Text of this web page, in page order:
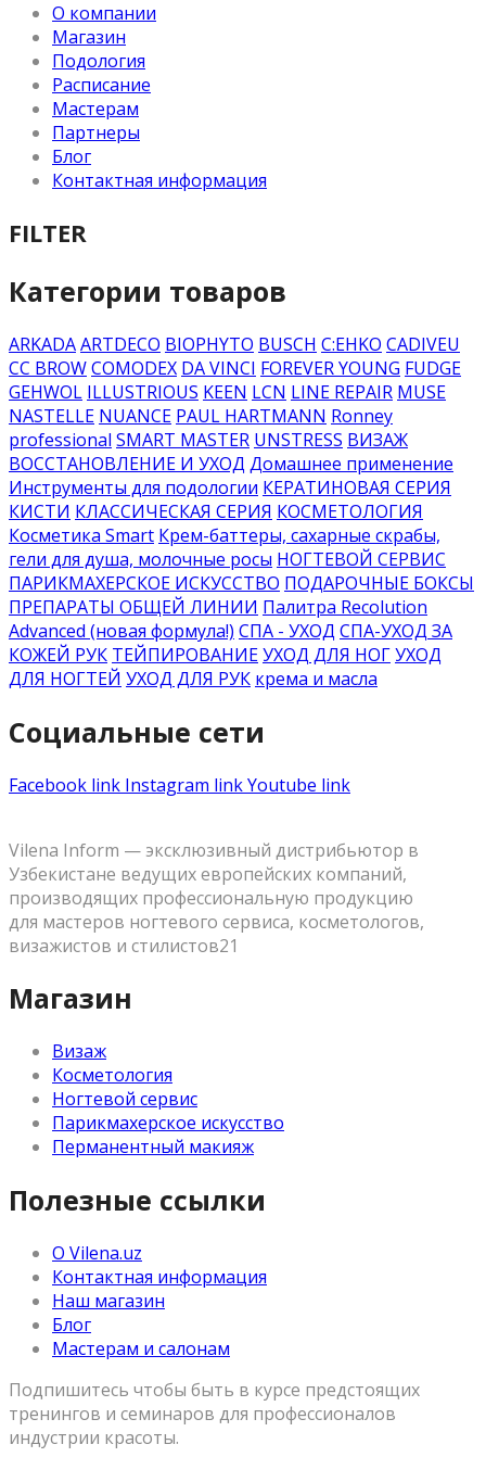
О компании
Магазин
Подология
Расписание
Мастерам
Партнеры
Блог
Контактная информация
FILTER
Категории товаров
ARKADAARTDECO BIOPHYTO BUSCH C:EHKO CADIVEU
CC BROWCOMODEX DA VINCI FOREVER YOUNG FUDGE
GEHWOL ILLUSTRIOUS KEEN LCN LINE REPAIR MUSE
NASTELLE NUANCE PAUL HARTMANN Ronney
professional SMART MASTER UNSTRESS ВИЗАЖ
ВОССТАНОВЛЕНИЕ И УХОД Домашнее применение
Инструменты для подологии КЕРАТИНОВАЯ СЕРИЯ
КИСТИ КЛАССИЧЕСКАЯ СЕРИЯ КОСМЕТОЛОГИЯ
Косметика Smart Крем-баттеры, сахарные скрабы,
гели для душа, молочные росы НОГТЕВОЙ СЕРВИС
ПАРИКМАХЕРСКОЕ ИСКУССТВО ПОДАРОЧНЫЕ БОКСЫ
ПРЕПАРАТЫ ОБЩЕЙ ЛИНИИ Палитра Recolution
Advanced (новая формула!) СПА - УХОД СПА-УХОД ЗА
КОЖЕЙ РУК ТЕЙПИРОВАНИЕУХОД ДЛЯ НОГУХОД
ДЛЯ НОГТЕЙ УХОД ДЛЯ РУК крема и масла
Социальные сети
Facebook link Instagram linkYoutube link
Vilena Inform — эксклюзивный дистрибьютор в
Узбекистане ведущих европейских компаний,
производящих профессиональную продукцию
для мастеров ногтевого сервиса, косметологов,
визажистов и стилистов21
Магазин
Визаж
Косметология
Ногтевой сервис
Парикмахерское искусство
Перманентный макияж
Полезные ссылки
О Vilena.uz
Контактная информация
Наш магазин
Блог
Мастерам и салонам
Подпишитесь чтобы быть в курсе предстоящих
тренингов и семинаров для профессионалов
индустрии красоты.